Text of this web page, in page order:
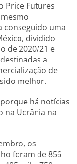
Price Futures
conseguido uma
dividido
de 2020/21 e
a
de
melhor.
há notícias
na Ucrânia na
os
foram de 856